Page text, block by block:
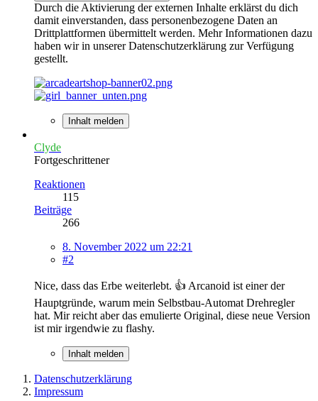
Durch die Aktivierung der externen Inhalte erklärst du dich
damit einverstanden, dass personenbezogene Daten an
Drittplattformen übermittelt werden. Mehr Informationen dazu
haben wir in unserer Datenschutzerklärung zur Verfügung
gestellt.
Inhalt melden
Clyde
Fortgeschrittener
Reaktionen
115
Beiträge
266
8. November 2022 um 22:21
#2
Nice, dass das Erbe weiterlebt. 👍️ Arcanoid ist einer der
Hauptgründe, warum mein Selbstbau-Automat Drehregler
hat. Mir reicht aber das emulierte Original, diese neue Version
ist mir irgendwie zu flashy.
Inhalt melden
Datenschutzerklärung
Impressum